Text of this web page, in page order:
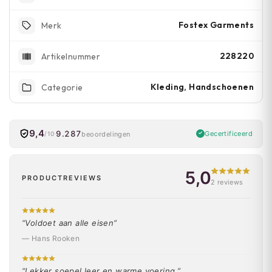
Merk Fostex Garments
Artikelnummer 228220
Categorie Kleding, Handschoenen
9,4/10 9.287beoordelingen Gecertificeerd
PRODUCTREVIEWS 5,02 reviews
“Voldoet aan alle eisen”
— Hans Rooken